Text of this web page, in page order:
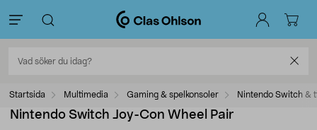
Startsida Multimedia Gaming & spelkonsoler Nintendo Switch &
Nintendo Switch Joy-Con Wheel Pair